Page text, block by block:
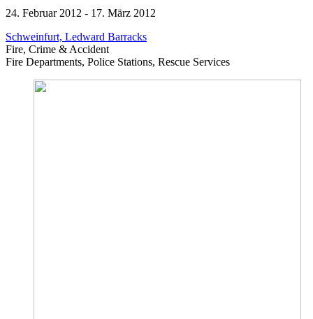
24. Februar 2012 - 17. März 2012
Schweinfurt, Ledward Barracks
Fire, Crime & Accident
Fire Departments, Police Stations, Rescue Services